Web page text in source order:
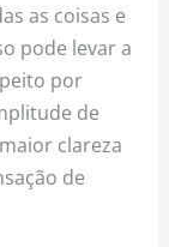
as coisas e
pode levar a
por
de
clareza
de